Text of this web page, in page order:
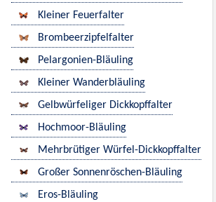
Kleiner Feuerfalter
Brombeerzipfelfalter
Pelargonien-Bläuling
Kleiner Wanderbläuling
Gelbwürfeliger Dickkopffalter
Hochmoor-Bläuling
Mehrbrütiger Würfel-Dickkopffalter
Großer Sonnenröschen-Bläuling
Eros-Bläuling